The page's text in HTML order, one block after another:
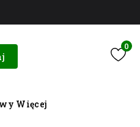
0
Więcej